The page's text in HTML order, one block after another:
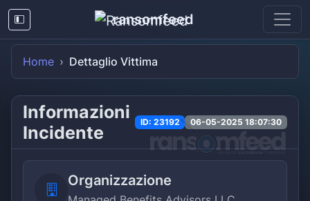
ransomfeed
Home Dettaglio Vittima
Informazioni
Incidente
ID: 23192 06-05-2025 18:07:30
Organizzazione